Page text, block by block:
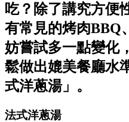
吃？除了講究方便
有常見的烤肉BBQ
妨嘗試多一點變化
鬆做出媲美餐廳水
式洋蔥湯」。
法式洋蔥湯